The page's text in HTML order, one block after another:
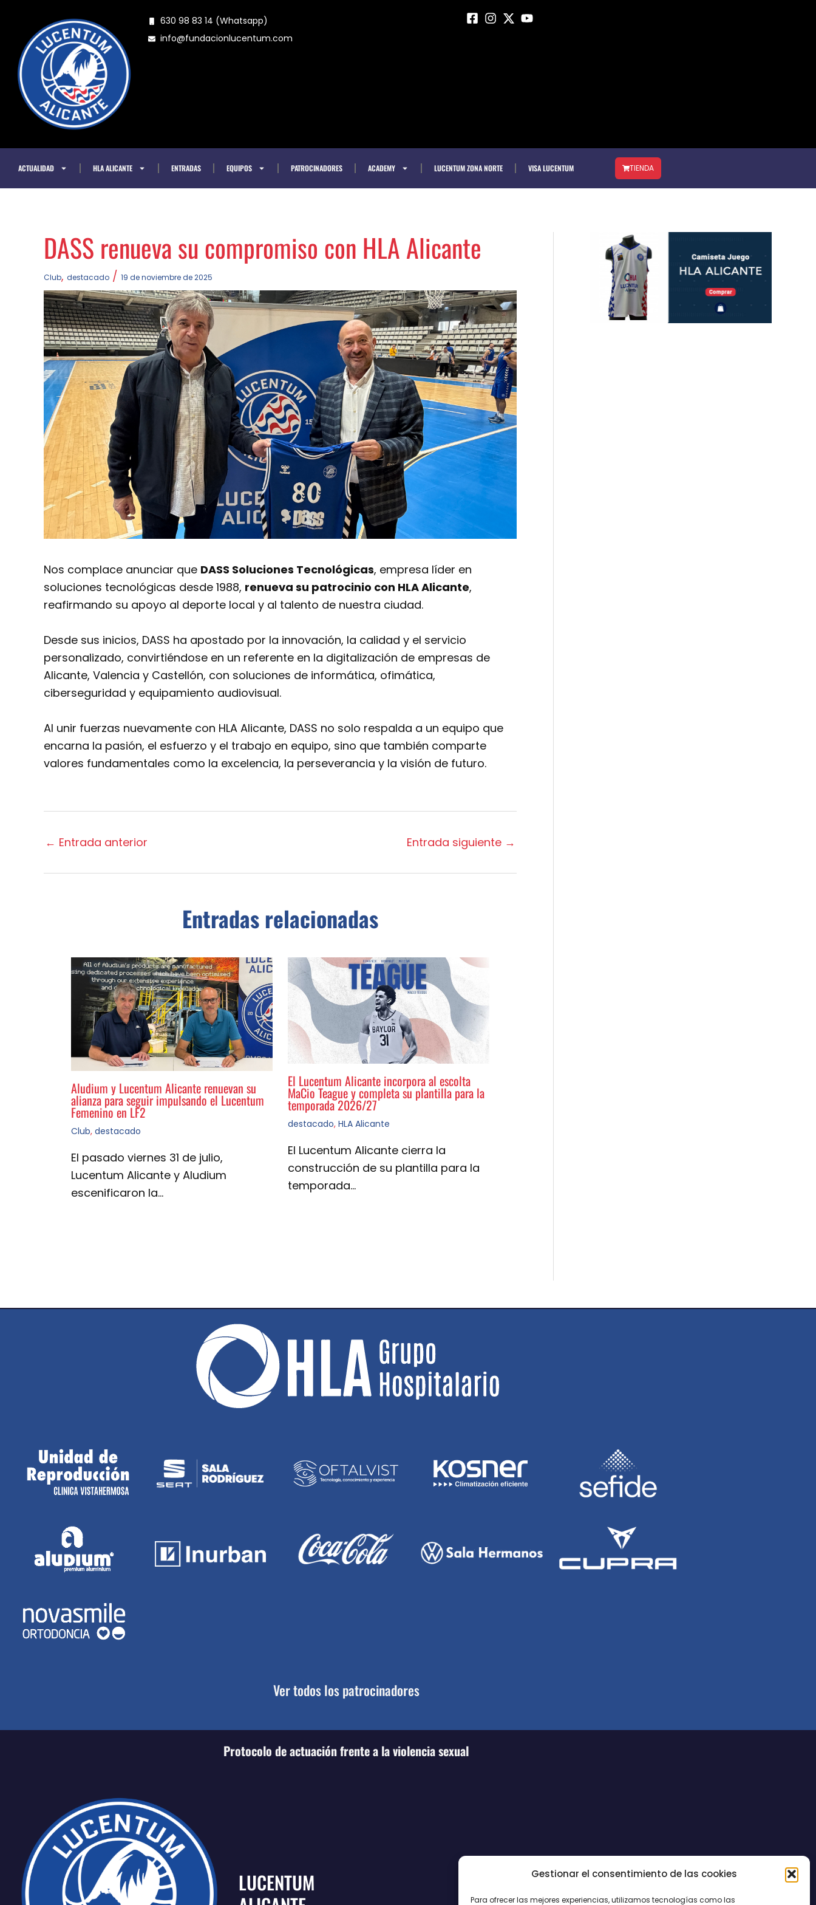
Gestionar el consentimiento de las cookies
Para ofrecer las mejores experiencias, utilizamos tecnologías como las
contenido
630 98 83 14 (Whatsapp)
info@fundacionlucentum.com
ACTUALIDAD HLA ALICANTE ENTRADAS EQUIPOS PATROCINADORES ACADEMY LUCENTUM ZONA NORTE VISA LUCENTUM TIENDA
DASS renueva su compromiso con HLA Alicante
Club, destacado / 19 de noviembre de 2025
Nos complace anunciar que DASS Soluciones Tecnológicas, empresa líder en
soluciones tecnológicas desde 1988, renueva su patrocinio con HLA Alicante,
reafirmando su apoyo al deporte local y al talento de nuestra ciudad.
Desde sus inicios, DASS ha apostado por la innovación, la calidad y el servicio
personalizado, convirtiéndose en un referente en la digitalización de empresas de
Alicante, Valencia y Castellón, con soluciones de informática, ofimática,
ciberseguridad y equipamiento audiovisual.
Al unir fuerzas nuevamente con HLA Alicante, DASS no solo respalda a un equipo que
encarna la pasión, el esfuerzo y el trabajo en equipo, sino que también comparte
valores fundamentales como la excelencia, la perseverancia y la visión de futuro.
← Entrada anterior Entrada siguiente →
Entradas relacionadas
Aludium y Lucentum Alicante renuevan su
alianza para seguir impulsando el Lucentum
Femenino en LF2
Club, destacado
El pasado viernes 31 de julio,
Lucentum Alicante y Aludium
escenificaron la…
El Lucentum Alicante incorpora al escolta
MaCio Teague y completa su plantilla para la
temporada 2026/27
destacado, HLA Alicante
El Lucentum Alicante cierra la
construcción de su plantilla para la
temporada…
Ver todos los patrocinadores
Protocolo de actuación frente a la violencia sexual
LUCENTUM
CONTACTO